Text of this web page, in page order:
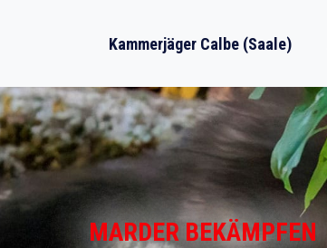
Kammerjäger Calbe (Saale)
MARDER BEKÄMPFEN